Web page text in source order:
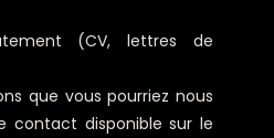
(CV, lettres de
que vous pourriez nous
contact disponible sur le